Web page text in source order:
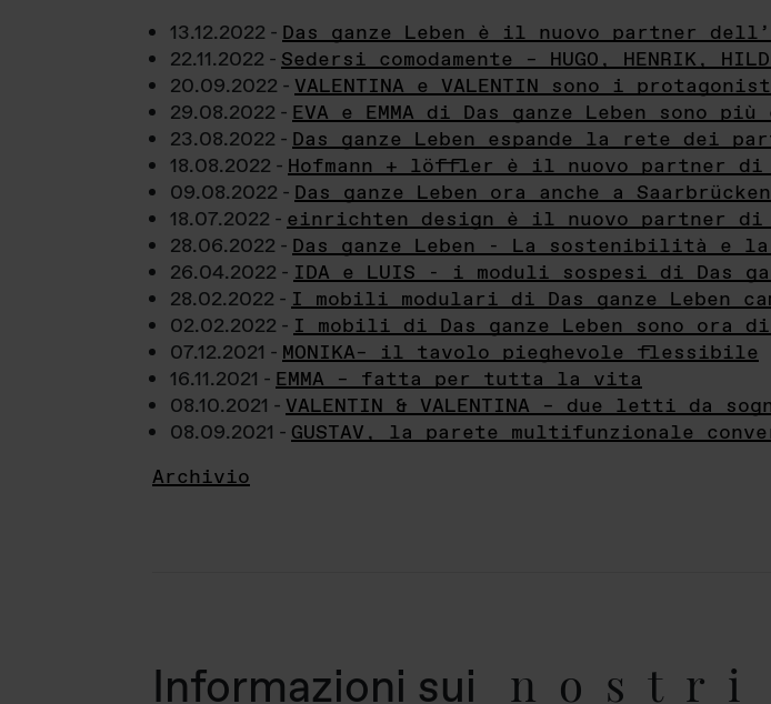
13.12.2022 - Das ganze Leben è il nuovo partner
22.11.2022 - Sedersi comodamente – HUGO, HENRIK,
20.09.2022 - VALENTINA e VALENTIN sono i
29.08.2022 - EVA e EMMA di Das ganze Leben sono
23.08.2022 - Das ganze Leben espande la rete dei
18.08.2022 - Hofmann + löffler è il nuovo partner di
09.08.2022 - Das ganze Leben ora anche a
18.07.2022 - einrichten design è il nuovo partner di
28.06.2022 - Das ganze Leben - La sostenibilità e la
26.04.2022 - IDA e LUIS - i moduli sospesi di Das
28.02.2022 - I mobili modulari di Das ganze Leben
02.02.2022 - I mobili di Das ganze Leben sono ora
07.12.2021 - MONIKA– il tavolo pieghevole flessibile
16.11.2021 - EMMA – fatta per tutta la vita
08.10.2021 - VALENTIN & VALENTINA – due letti da
08.09.2021 - GUSTAV, la parete multifunzionale
Archivio
Informazioni sui nostri